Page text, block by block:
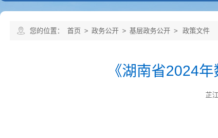
您的位置： 首页 > 政务公开 > 基层政务公开 > 政策文件
《湖南省2024
芷